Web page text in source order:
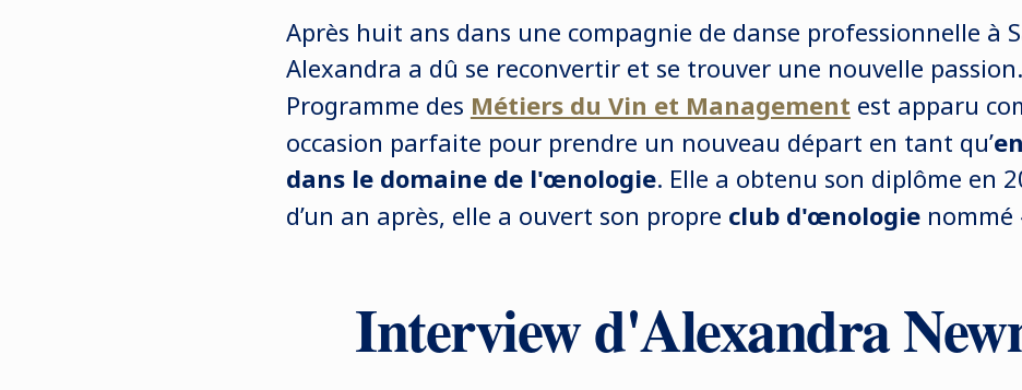
Après huit ans dans une compagnie de danse professionnelle à
Alexandra a dû se reconvertir et se trouver une nouvelle
Programme des Métiers du Vin et Management est apparu
occasion parfaite pour prendre un nouveau départ en tant qu’
dans le domaine de l'œnologie. Elle a obtenu son diplôme en
d’un an après, elle a ouvert son propre club d'œnologienommé
Interview d'Alexandra